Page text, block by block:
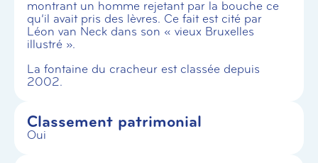
montrant un homme rejetant par la bouche ce
qu’il avait pris des lèvres. Ce fait est cité par
Léon van Neck dans son « vieux Bruxelles
illustré ».
La fontaine du cracheur est classée depuis
2002.
Classement patrimonial
Oui